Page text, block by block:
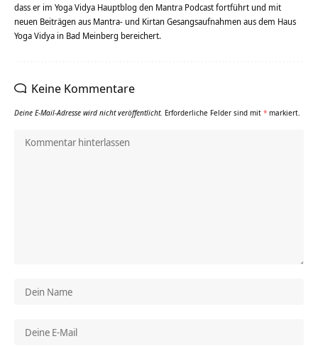
dass er im Yoga Vidya Hauptblog den Mantra Podcast fortführt und mit
neuen Beiträgen aus Mantra- und Kirtan Gesangsaufnahmen aus dem Haus
Yoga Vidya in Bad Meinberg bereichert.
Keine Kommentare
Deine E-Mail-Adresse wird nicht veröffentlicht. Erforderliche Felder sind mit * markiert.